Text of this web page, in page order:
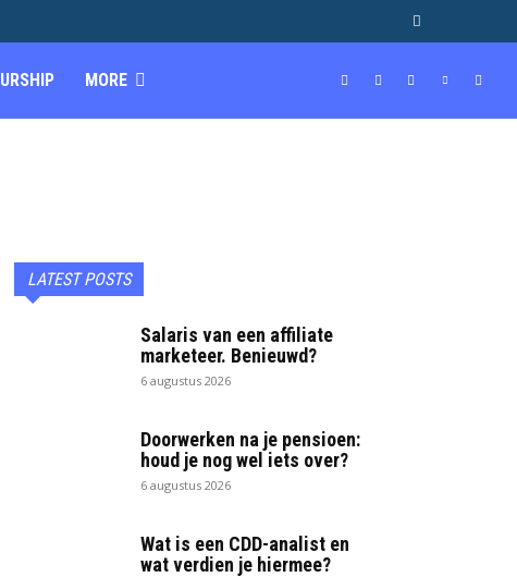
MORE
LATEST POSTS
Salaris van een affiliate
marketeer. Benieuwd?
6 augustus 2026
Doorwerken na je pensioen:
houd je nog wel iets over?
6 augustus 2026
Wat is een CDD-analist en
wat verdien je hiermee?